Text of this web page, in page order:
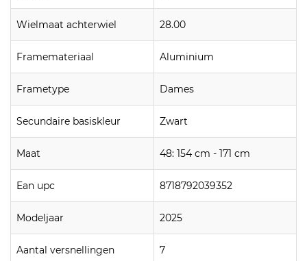
Wielmaat achterwiel 28.00
Framemateriaal Aluminium
Frametype Dames
Secundaire basiskleur Zwart
Maat 48: 154 cm - 171 cm
Ean upc 8718792039352
Modeljaar 2025
Aantal versnellingen 7